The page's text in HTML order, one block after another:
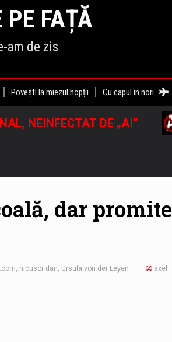
PE FAȚĂ
am de zis
Povești la miezul nopții Cu capul în nori
NEINFECTAT DE „AI”
dar promite
nicusor dan Ursula von der Leyen axel